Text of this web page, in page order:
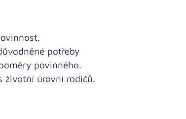
.
potřeby
povinného.
životní úrovní rodičů.